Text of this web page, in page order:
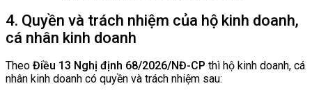
4. Quyền và trách nhiệm của hộ kinh doanh,
cá nhân kinh doanh
Theo Điều 13 Nghị định 68/2026/NĐ-CP thì hộ kinh doanh, cá
nhân kinh doanh có quyền và trách nhiệm sau: